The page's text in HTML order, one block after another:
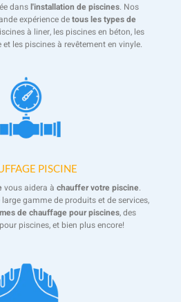
dansl'installation de piscines. Nos
expérience detous les types de
à liner, les piscines en béton, les
les piscines à revêtement en vinyle.
PISCINE
vous aidera à chauffer votre piscine.
gamme de produits et de services,
de chauffage pour piscines, des
piscines, et bien plus encore!